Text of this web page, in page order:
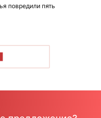
повредили пять